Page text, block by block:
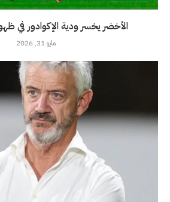
الأخضر يخسر ودية الإكوادور في
مايو 31, 2026